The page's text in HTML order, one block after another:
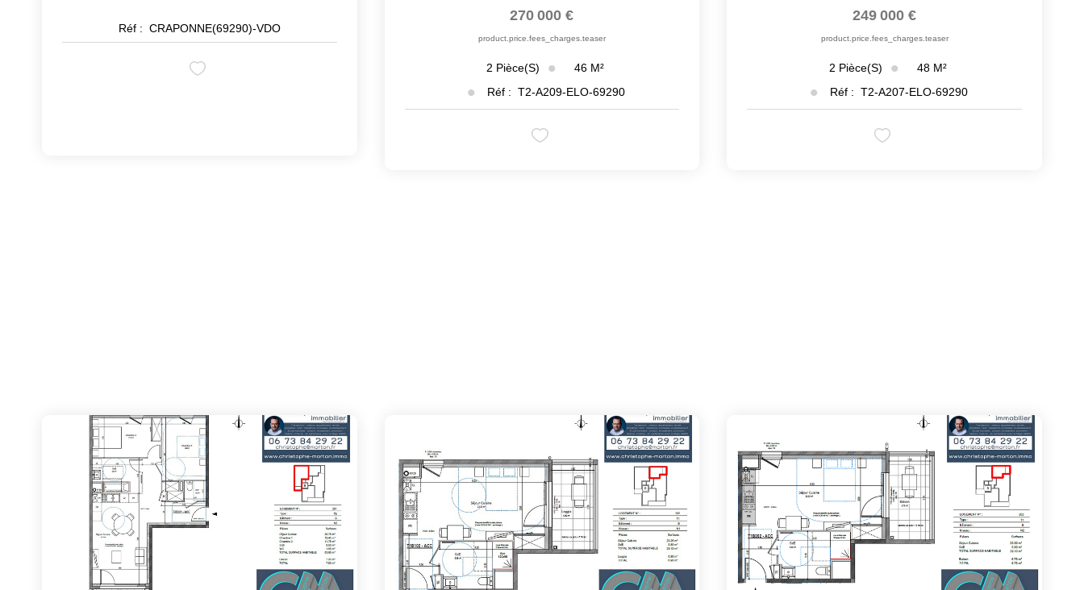
Réf : CRAPONNE(69290)-VDO
270 000 €
product.price.fees_charges.teaser
2 Pièce(s) 46 M²
Réf : T2-A209-ELO-69290
249 000 €
product.price.fees_charges.teaser
2 Pièce(s) 48 M²
Réf : T2-A207-ELO-69290